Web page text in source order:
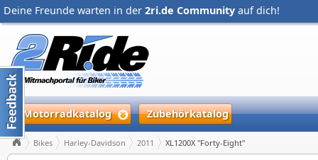
Deine Freunde warten in der 2ri.de Community auf dich!
Motorradkatalog Zubehörkatalog
Bikes Harley-Davidson 2011 XL1200X "Forty-Eight"